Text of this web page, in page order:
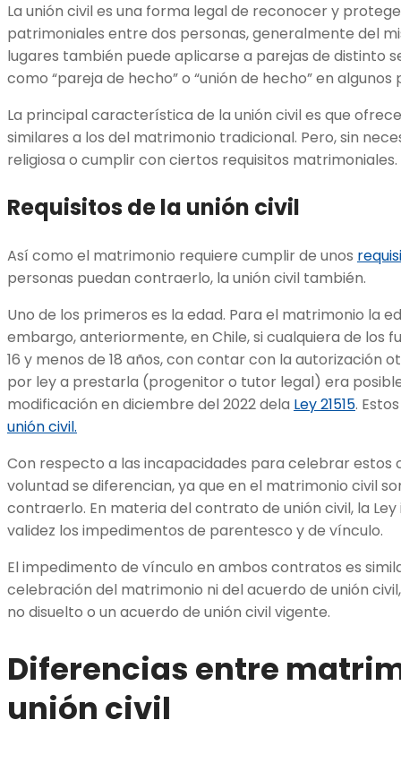
La unión civil es una forma legal de reconocer y
patrimoniales entre dos personas, generalmente del
lugares también puede aplicarse a parejas de distinto
como “pareja de hecho” o “unión de hecho” en algunos
La principal característica de la unión civil es que
similares a los del matrimonio tradicional. Pero, sin
religiosa o cumplir con ciertos requisitos matrimoniales.
Requisitos de la unión civil
Así como el matrimonio requiere cumplir de unos
personas puedan contraerlo, la unión civil también.
Uno de los primeros es la edad. Para el matrimonio la
embargo, anteriormente, en Chile, si cualquiera de
16 y menos de 18 años, con contar con la autorización
por ley a prestarla (progenitor o tutor legal) era
modificación en diciembre del 2022 dela Ley 21515.
unión civil.
Con respecto a las incapacidades para celebrar estos
voluntad se diferencian, ya que en el matrimonio civil
contraerlo. En materia del contrato de unión civil, la
validez los impedimentos de parentesco y de vínculo.
El impedimento de vínculo en ambos contratos es
celebración del matrimonio ni del acuerdo de unión
no disuelto o un acuerdo de unión civil vigente.
Diferencias entre
unión civil